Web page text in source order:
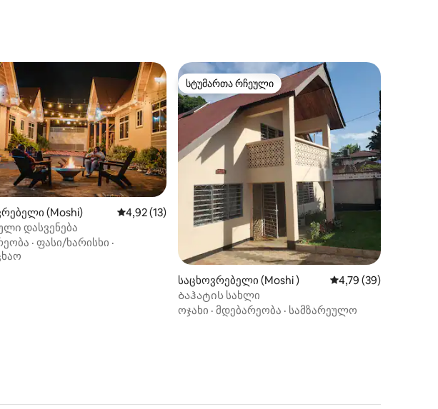
5‑დან 4,88, 16 მიმოხილვა
(Moshi) საშუალო შეფასებაა 5‑დან 4,92, 13 მიმოხილვა
4,92 (13)
დასვენება
· ფასი/ხარისხი ·
სტუმართა რჩეული
სტუმართა რჩეული
საცხოვრებელი (Moshi ) საშუალო შეფასებაა
4,79 (39)
Ბაჰატის სახლი
ოჯახი · მდებარეობა · სამზარეულო